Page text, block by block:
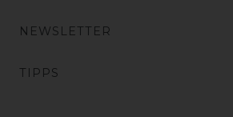
NEWSLETTER
TIPPS